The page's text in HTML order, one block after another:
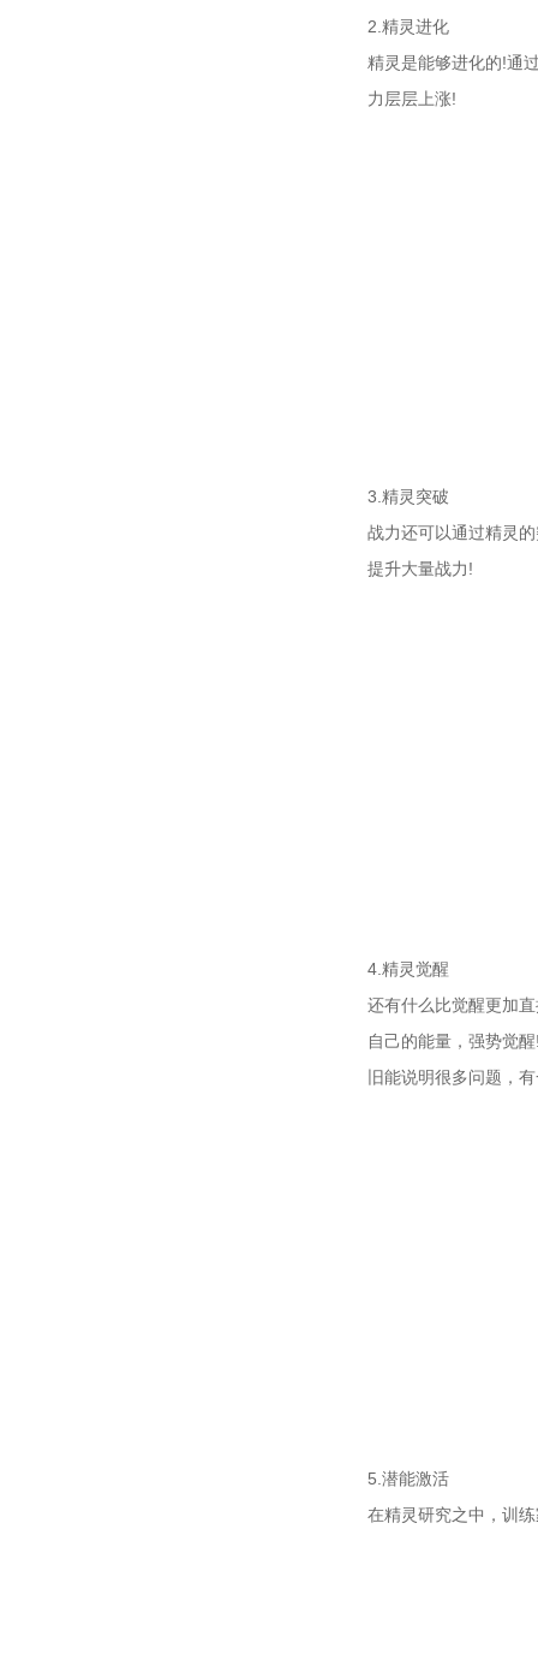
2.精灵进化
精灵是能够进化的!通
力层层上涨!
3.精灵突破
战力还可以通过精灵
提升大量战力!
4.精灵觉醒
还有什么比觉醒更加
自己的能量，强势觉
旧能说明很多问题，
5.潜能激活
在精灵研究之中，训